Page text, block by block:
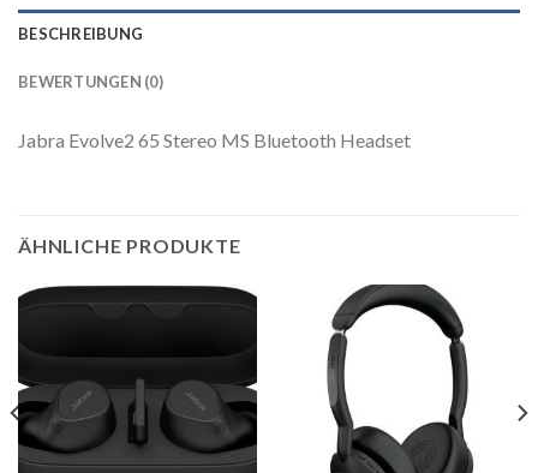
BESCHREIBUNG
BEWERTUNGEN (0)
Jabra Evolve2 65 Stereo MS Bluetooth Headset
ÄHNLICHE PRODUKTE